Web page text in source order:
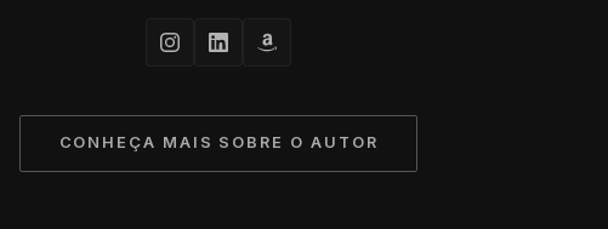
CONHEÇA MAIS SOBRE O AUTOR